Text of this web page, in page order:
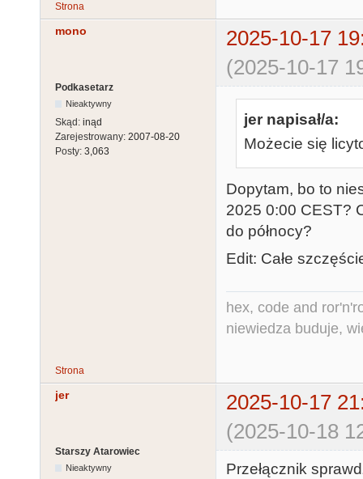
Strona
mono
2025-10-17
(2025-10-17
Podkasetarz
Nieaktywny
Skąd: inąd
Zarejestrowany: 2007-08-20
Posty: 3,063
jer napisał/a:
Możecie się
Dopytam, bo to
2025 0:00 CEST?
do północy?
Edit: Całe
hex, code and
niewiedza buduje,
Strona
jer
2025-10-17
(2025-10-18
Starszy Atarowiec
Nieaktywny
Przełącznik